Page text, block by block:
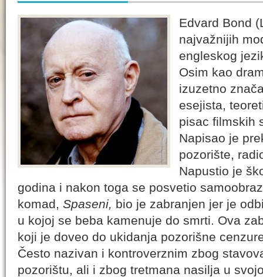
Edvard Bond
najvažnijih
engleskog
Osim kao
izuzetno
esejista,
pisac filmskih
Napisao je
pozorište,
Napustio je
godina i nakon toga se posvetio
komad, Spaseni, bio je zabranjen jer je
u kojoj se beba kamenuje do smrti. Ova
koji je doveo do ukidanja pozorišne
Često nazivan i kontroverznim zbog
pozorištu, ali i zbog tretmana nasilja u